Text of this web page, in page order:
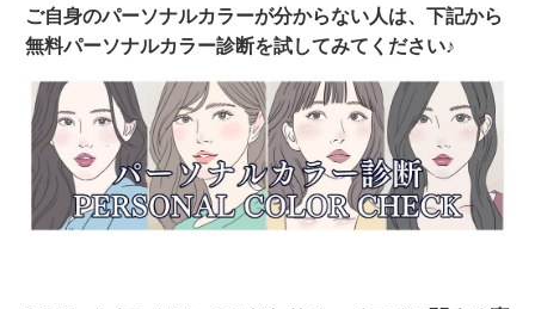
ご自身のパーソナルカラーが分からない人は、下記から
無料パーソナルカラー診断を試してみてください♪